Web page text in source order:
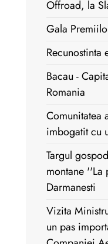
Offroad, la
Gala
Recunostinta
Bacau -
Romania
Comunitatea
imbogatit cu
Targul
montane
Darmanesti
Vizita
un pas